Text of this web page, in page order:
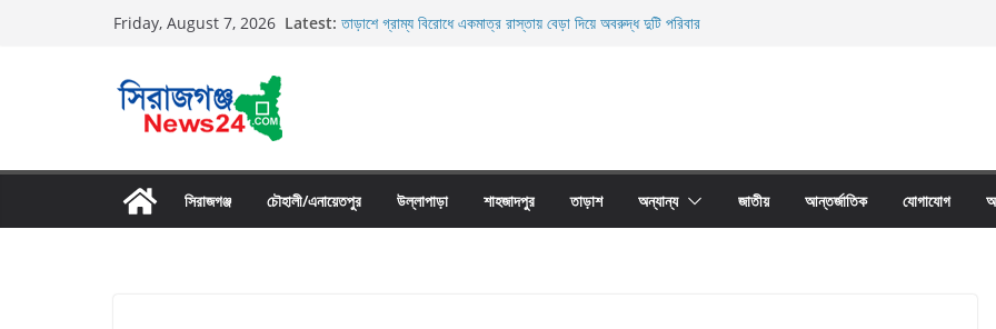
Friday, August 7, 2026 Latest: তাড়াশে গ্রাম্য বিরোধে একমাত্র রাস্তায় বেড়া দিয়ে অবরুদ্ধ দুটি পরিবার
সিরাজগঞ্জ চৌহালী/এনায়েতপুর উল্লাপাড়া শাহজাদপুর তাড়াশ অন্যান্য জাতীয় আন্তর্জাতিক যোগাযোগ